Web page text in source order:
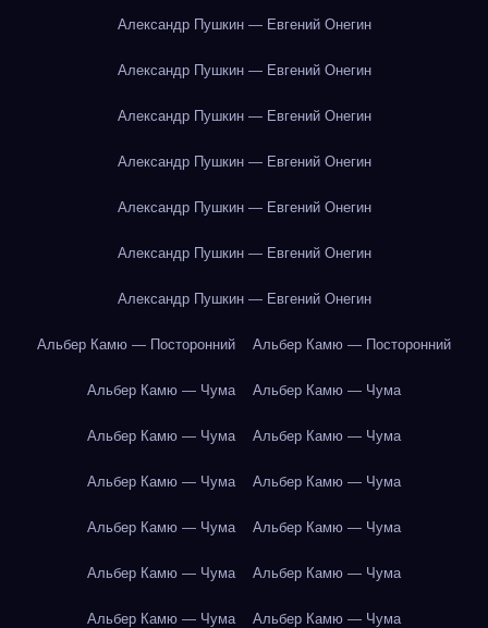
Александр Пушкин — Евгений Онегин
Александр Пушкин — Евгений Онегин
Александр Пушкин — Евгений Онегин
Александр Пушкин — Евгений Онегин
Александр Пушкин — Евгений Онегин
Александр Пушкин — Евгений Онегин
Александр Пушкин — Евгений Онегин
Альбер Камю — Посторонний Альбер Камю — Посторонний
Альбер Камю — Чума Альбер Камю — Чума
Альбер Камю — Чума Альбер Камю — Чума
Альбер Камю — Чума Альбер Камю — Чума
Альбер Камю — Чума Альбер Камю — Чума
Альбер Камю — Чума Альбер Камю — Чума
Альбер Камю — Чума Альбер Камю — Чума